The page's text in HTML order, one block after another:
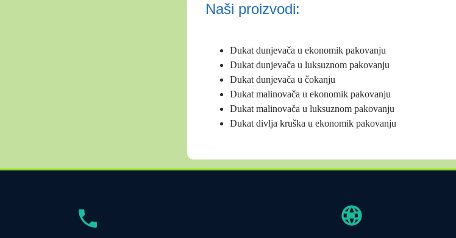
Naši proizvodi:
Dukat dunjevača u ekonomik pakovanju
Dukat dunjevača u luksuznom pakovanju
Dukat dunjevača u čokanju
Dukat malinovača u ekonomik pakovanju
Dukat malinovača u luksuznom pakovanju
Dukat divlja kruška u ekonomik pakovanju